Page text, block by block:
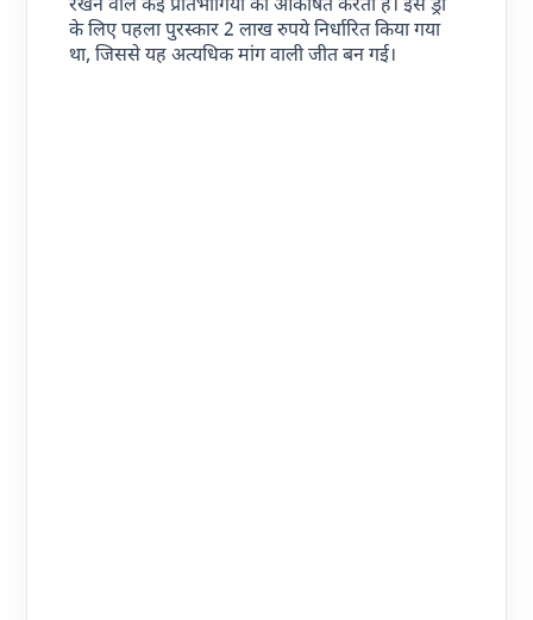
रखने वाले कई प्रतिभागियों को आकर्षित करता है। इस ड्रा
के लिए पहला पुरस्कार 2 लाख रुपये निर्धारित किया गया
था, जिससे यह अत्यधिक मांग वाली जीत बन गई।